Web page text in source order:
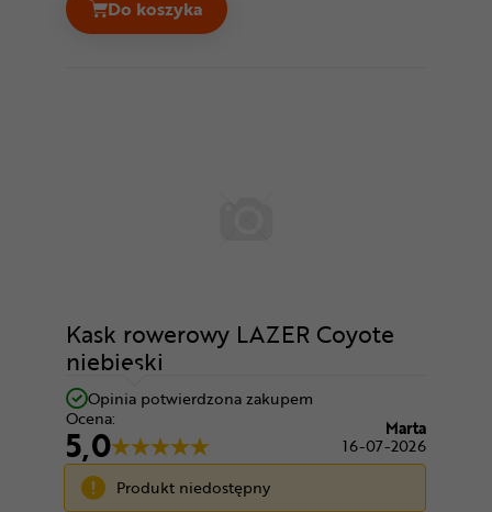
Do koszyka
Kask rowerowy LAZER Cameleon + Net
Kask rowerowy LAZER Coyote
niebieski
Opinia potwierdzona zakupem
Ocena:
5,0 Marta
16-07-2026
Produkt niedostępny